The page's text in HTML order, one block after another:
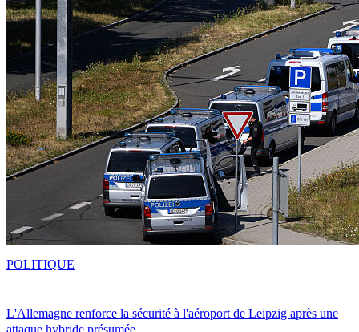
L'Allemagne renforce la sécurité à l'aéroport de Leipzig après une
POLITIQUE